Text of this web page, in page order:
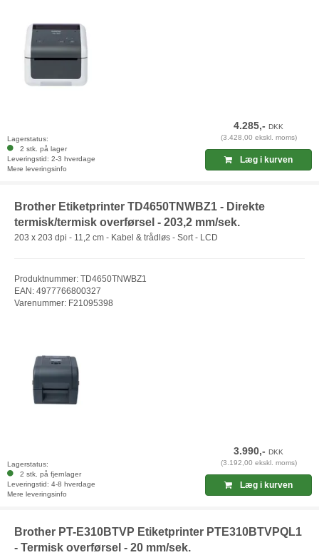
Lagerstatus:
2 stk. på lager
Leveringstid: 2-3 hverdage
Mere leveringsinfo
4.285,-DKK
(3.428,00 ekskl. moms)
Læg i kurven
Brother Etiketprinter TD4650TNWBZ1 - Direkte
termisk/termisk overførsel - 203,2 mm/sek.
203 x 203 dpi - 11,2 cm - Kabel & trådløs - Sort - LCD
Produktnummer: TD4650TNWBZ1
EAN: 4977766800327
Varenummer: F21095398
Lagerstatus:
2 stk. på fjernlager
Leveringstid: 4-8 hverdage
Mere leveringsinfo
3.990,-DKK
(3.192,00 ekskl. moms)
Læg i kurven
Brother PT-E310BTVP Etiketprinter PTE310BTVPQL1
- Termisk overførsel - 20 mm/sek.